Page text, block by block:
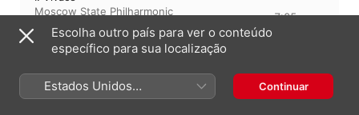
Moscow State Philharmonic
Valentin Zhuk
Marina Mdivani
7:25
II. Un Poco Adagio
Philharmonic Orchestra,
Marina Mdivani
Escolha outro país para ver o conteúdo
específico para sua localização
Estados Unidos
(Português Brasil)
Continuar